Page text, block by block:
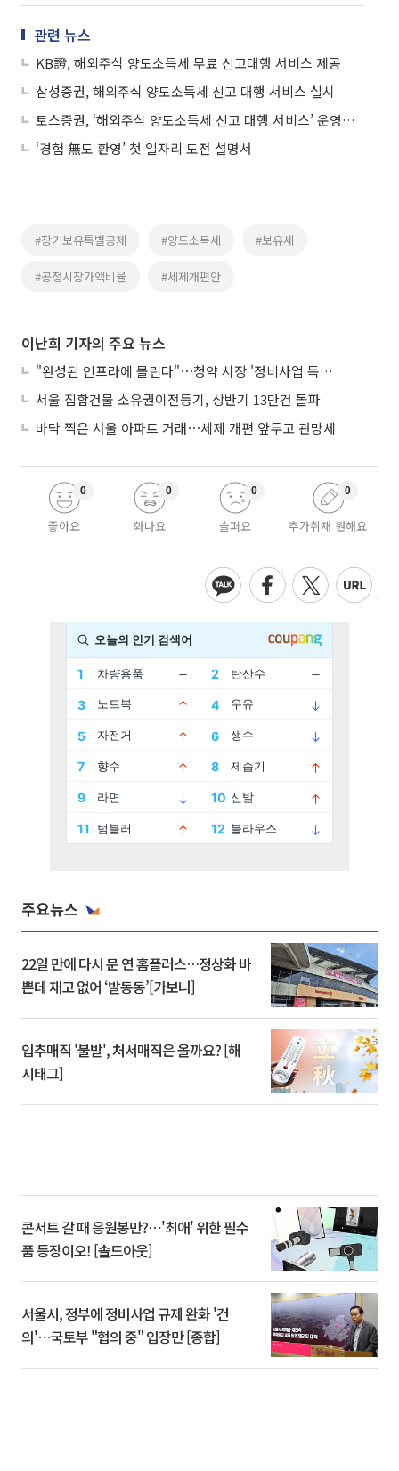
관련 뉴스
KB證, 해외주식 양도소득세 무료 신고대행 서비스 제공
삼성증권, 해외주식 양도소득세 신고 대행 서비스 실시
토스증권, ‘해외주식 양도소득세 신고 대행 서비스’ 운영⋯세무 절차 간소화
‘경험 無도 환영’ 첫 일자리 도전 설명서
#장기보유특별공제 #양도소득세 #보유세
#공정시장가액비율 #세제개편안
이난희 기자의 주요 뉴스
"완성된 인프라에 몰린다"⋯청약 시장 '정비사업 독주' 42배 격차
서울 집합건물 소유권이전등기, 상반기 13만건 돌파
바닥 찍은 서울 아파트 거래⋯세제 개편 앞두고 관망세
좋아요
0
화나요
0
슬퍼요
0
추가취재 원해요
0
주요뉴스
22일 만에 다시 문 연 홈플러스…정상화 바
쁜데 재고 없어 ‘발동동’[가보니]
입추매직 '불발', 처서매직은 올까요? [해
시태그]
콘서트 갈 때 응원봉만?⋯'최애' 위한 필수
품 등장이오! [솔드아웃]
서울시, 정부에 정비사업 규제 완화 '건
의'⋯국토부 "협의 중" 입장만 [종합]